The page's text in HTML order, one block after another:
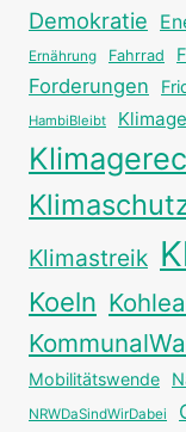
Demokratie
Ernährung Fahrrad
Forderungen
HambiBleibt
Klimastreik
Koeln
Mobilitätswende
NRWDaSindWirDabei